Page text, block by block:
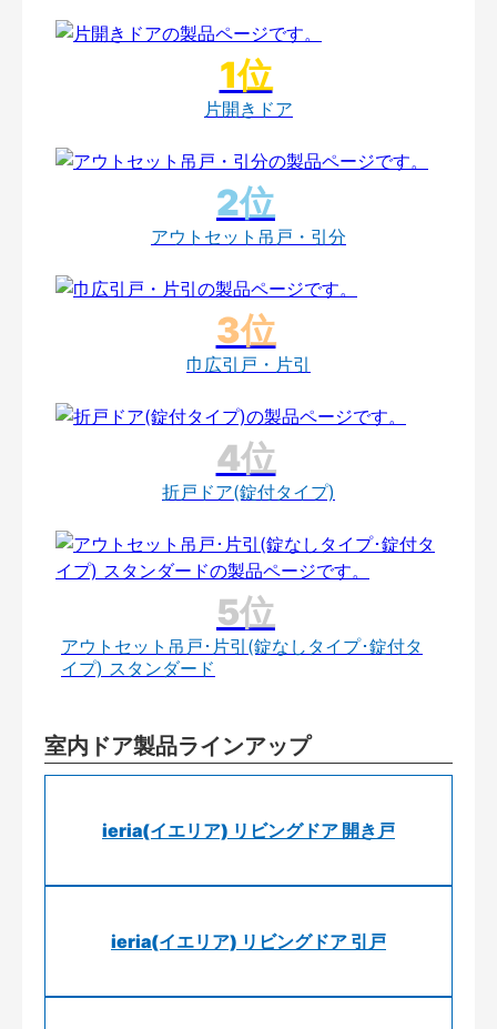
片開きドア
アウトセット吊戸・引分
巾広引戸・片引
折戸ドア(錠付タイプ)
アウトセット吊戸･片引(錠なしタイプ･錠付タ
イプ) スタンダード
室内ドア製品ラインアップ
ieria(イエリア) リビングドア 開き戸
ieria(イエリア) リビングドア 引戸